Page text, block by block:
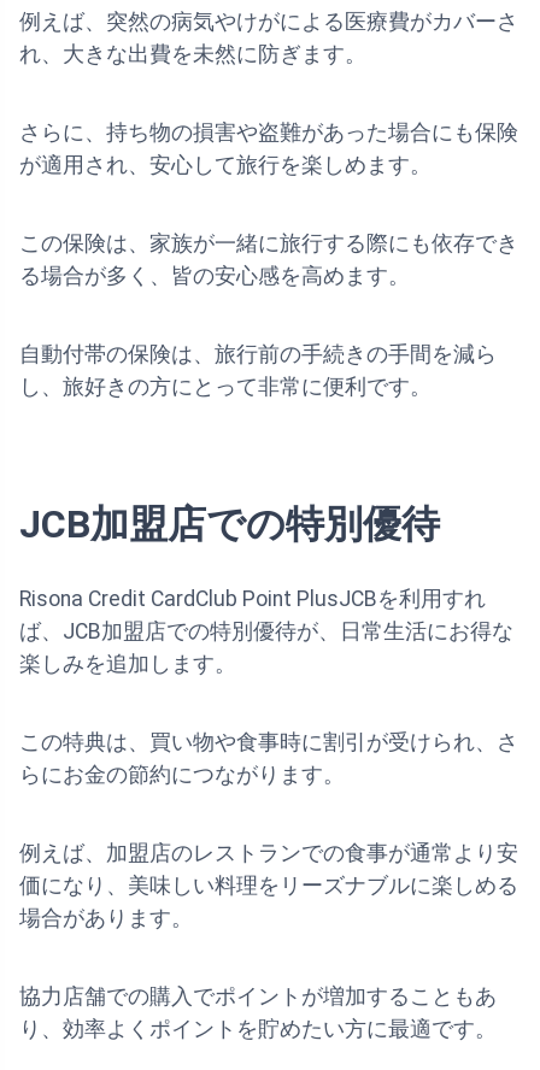
例えば、突然の病気やけがによる医療費がカバーさ
れ、大きな出費を未然に防ぎます。
さらに、持ち物の損害や盗難があった場合にも保険
が適用され、安心して旅行を楽しめます。
この保険は、家族が一緒に旅行する際にも依存でき
る場合が多く、皆の安心感を高めます。
自動付帯の保険は、旅行前の手続きの手間を減ら
し、旅好きの方にとって非常に便利です。
JCB加盟店での特別優待
Risona Credit CardClub Point PlusJCBを利用すれ
ば、JCB加盟店での特別優待が、日常生活にお得な
楽しみを追加します。
この特典は、買い物や食事時に割引が受けられ、さ
らにお金の節約につながります。
例えば、加盟店のレストランでの食事が通常より安
価になり、美味しい料理をリーズナブルに楽しめる
場合があります。
協力店舗での購入でポイントが増加することもあ
り、効率よくポイントを貯めたい方に最適です。